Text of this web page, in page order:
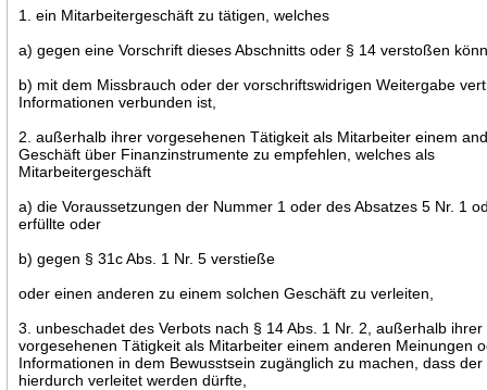
1. ein Mitarbeitergeschäft zu tätigen, welches
a) gegen eine Vorschrift dieses Abschnitts oder § 14 verstoßen
b) mit dem Missbrauch oder der vorschriftswidrigen Weitergabe
Informationen verbunden ist,
2. außerhalb ihrer vorgesehenen Tätigkeit als Mitarbeiter einem
Geschäft über Finanzinstrumente zu empfehlen, welches als
Mitarbeitergeschäft
a) die Voraussetzungen der Nummer 1 oder des Absatzes 5 Nr. 1
erfüllte oder
b) gegen § 31c Abs. 1 Nr. 5 verstieße
oder einen anderen zu einem solchen Geschäft zu verleiten,
3. unbeschadet des Verbots nach § 14 Abs. 1 Nr. 2, außerhalb ihrer
vorgesehenen Tätigkeit als Mitarbeiter einem anderen Meinungen
Informationen in dem Bewusstsein zugänglich zu machen, dass
hierdurch verleitet werden dürfte,